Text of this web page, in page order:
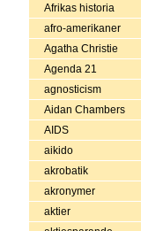
Afrikas historia
afro-amerikaner
Agatha Christie
Agenda 21
agnosticism
Aidan Chambers
AIDS
aikido
akrobatik
akronymer
aktier